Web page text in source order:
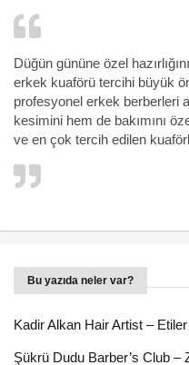
Düğün gününe özel
erkek kuaförü tercihi büyük
profesyonel erkek berberleri
kesimini hem de bakımını
ve en çok tercih edilen
Bu yazıda neler var?
Kadir Alkan Hair Artist – Etiler
Şükrü Dudu Barber’s Club –